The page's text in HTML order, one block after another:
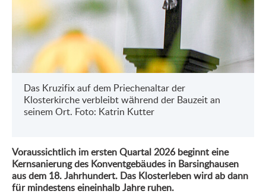
Das Kruzifix auf dem Priechenaltar der
Klosterkirche verbleibt während der Bauzeit an
seinem Ort. Foto: Katrin Kutter
Voraussichtlich im ersten Quartal 2026 beginnt eine
Kernsanierung des Konventgebäudes in Barsinghausen
aus dem 18. Jahrhundert. Das Klosterleben wird ab dann
für mindestens eineinhalb Jahre ruhen.